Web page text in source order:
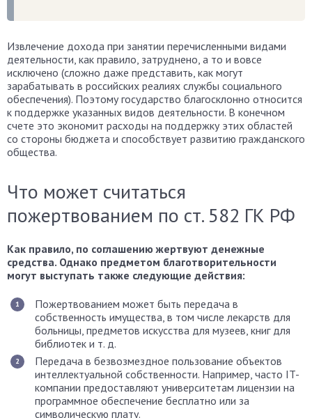
Извлечение дохода при занятии перечисленными видами
деятельности, как правило, затруднено, а то и вовсе
исключено (сложно даже представить, как могут
зарабатывать в российских реалиях службы социального
обеспечения). Поэтому государство благосклонно относится
к поддержке указанных видов деятельности. В конечном
счете это экономит расходы на поддержку этих областей
со стороны бюджета и способствует развитию гражданского
общества.
Что может считаться
пожертвованием по ст. 582 ГК РФ
Как правило, по соглашению жертвуют денежные
средства. Однако предметом благотворительности
могут выступать также следующие действия:
Пожертвованием может быть передача в
собственность имущества, в том числе лекарств для
больницы, предметов искусства для музеев, книг для
библиотек и т. д.
Передача в безвозмездное пользование объектов
интеллектуальной собственности. Например, часто IT-
компании предоставляют университетам лицензии на
программное обеспечение бесплатно или за
символическую плату.